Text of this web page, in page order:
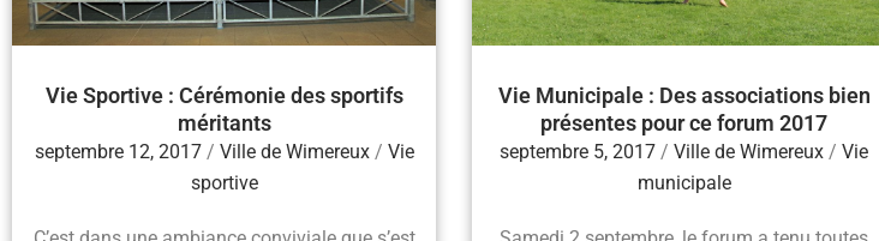
Vie Sportive : Cérémonie des sportifs
méritants
septembre 12, 2017 / Ville de Wimereux / Vie
sportive
Vie Municipale : Des associations bien
présentes pour ce forum 2017
septembre 5, 2017 / Ville de Wimereux / Vie
municipale